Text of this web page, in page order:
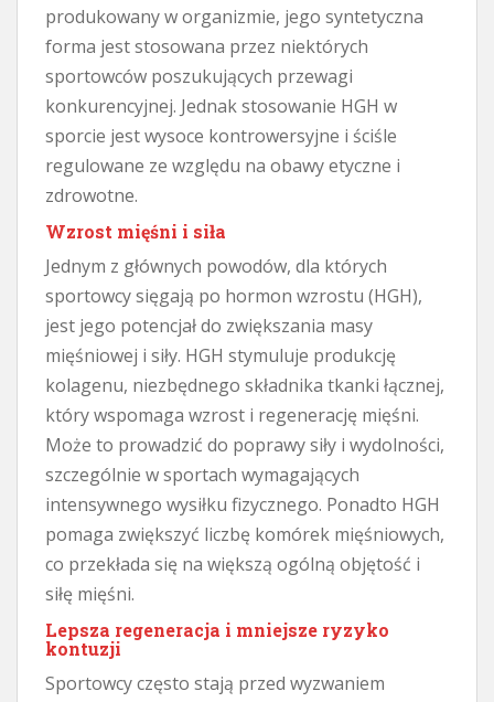
produkowany w organizmie, jego syntetyczna
forma jest stosowana przez niektórych
sportowców poszukujących przewagi
konkurencyjnej. Jednak stosowanie HGH w
sporcie jest wysoce kontrowersyjne i ściśle
regulowane ze względu na obawy etyczne i
zdrowotne.
Wzrost mięśni i siła
Jednym z głównych powodów, dla których
sportowcy sięgają po hormon wzrostu (HGH),
jest jego potencjał do zwiększania masy
mięśniowej i siły. HGH stymuluje produkcję
kolagenu, niezbędnego składnika tkanki łącznej,
który wspomaga wzrost i regenerację mięśni.
Może to prowadzić do poprawy siły i wydolności,
szczególnie w sportach wymagających
intensywnego wysiłku fizycznego. Ponadto HGH
pomaga zwiększyć liczbę komórek mięśniowych,
co przekłada się na większą ogólną objętość i
siłę mięśni.
Lepsza regeneracja i mniejsze ryzyko
kontuzji
Sportowcy często stają przed wyzwaniem